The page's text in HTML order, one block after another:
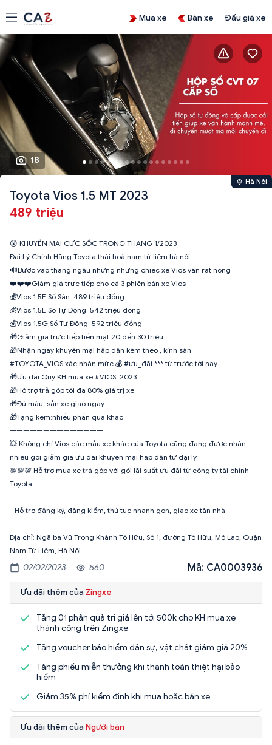
Mua xe Bán xe Đấu giá xe
18
Hà Nội
Toyota Vios 1.5 MT 2023
489 triệu
😲 KHUYẾN MÃI CỰC SỐC TRONG THÁNG 1/2023
Đại Lý Chính Hãng Toyota thái hoà nam từ liêm hà nội
🔊Bước vào tháng ngâu nhưng những chiếc xe Vios vẫn rất nóng
❤️❤️❤️Giảm giá trực tiếp cho cả 3 phiên bản xe Vios
💰Vios 1.5E Số Sàn: 489 triệu đồng
💰Vios 1.5E Số Tự Động: 542 triệu đồng
💰Vios 1.5G Số Tự Động: 592 triệu đồng
🎁Giảm giá trực tiếp tiền mặt 20 đến 30 triệu
🎁Nhận ngay khuyến mại hấp dẫn kèm theo , kính sàn
#TOYOTA_VIOS xác nhận mức 💰 #ưu_đãi *** từ trước tới nay.
🎁Ưu đãi Quý KH mua xe #VIOS_2023
🎁Hỗ trợ trả góp tối đa 80% giá trị xe.
🎁Đủ màu, sẵn xe giao ngay.
🎁Tặng kèm:nhiều phần quà khác
——————————————
💥 Không chỉ Vios các mẫu xe khác của Toyota cũng đang được nhận
nhiều gói giảm giá ưu đãi khuyến mại hấp dẫn từ đại lý.
💯💯💯 Hỗ trợ mua xe trả góp với gói lãi suất ưu đãi từ công ty tài chính
Toyota.
- Hỗ trợ đăng ký, đăng kiểm, thủ tục nhanh gọn, giao xe tận nhà .
Địa chỉ: Ngã ba Vũ Trọng Khánh Tố Hữu, Số 1, đường Tố Hữu, Mộ Lao, Quận
Nam Từ Liêm, Hà Nội.
02/02/2023 560 Mã: CA0003936
Ưu đãi thêm của Zingxe
Tặng 01 phần quà trị giá lên tới 500k cho KH mua xe
thành công trên Zingxe
Tặng voucher bảo hiểm dân sự, vật chất giảm giá 20%
Tặng phiếu miễn thưởng khi thanh toán thiệt hại bảo
hiểm
Giảm 35% phí kiểm định khi mua hoặc bán xe
Ưu đãi thêm của Người bán